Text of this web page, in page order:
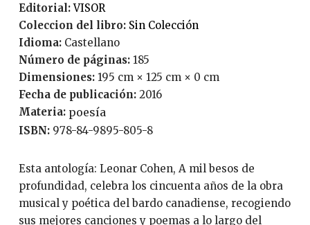
Editorial: VISOR
Coleccion del libro:
Sin Colección
Idioma:
Castellano
Número de páginas: 185
Dimensiones: 195 cm × 125 cm × 0 cm
Fecha de publicación:
2016
Materia: poesía
ISBN: 978-84-9895-805-8
Esta antología: Leonar Cohen, A mil besos de
profundidad, celebra los cincuenta años de la obra
musical y poética del bardo canadiense, recogiendo
sus mejores canciones y poemas a lo largo del